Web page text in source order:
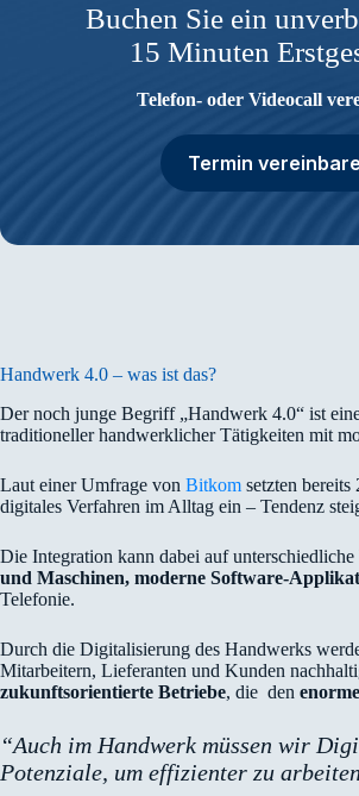
Buchen Sie ein
15 Minuten
Telefon- oder Videocall
Termin
Handwerk 4.0 – was ist das?
Der noch junge Begriff „Handwerk 4.0“ ist
traditioneller handwerklicher Tätigkeiten mit
Laut einer Umfrage von Bitkom setzten
digitales Verfahren im Alltag ein – Tendenz
Die Integration kann dabei auf
und Maschinen, moderne Software-
Telefonie.
Durch die Digitalisierung des Handwerks
Mitarbeitern, Lieferanten und Kunden
zukunftsorientierte Betriebe, die den
“Auch im Handwerk müssen wir
Potenziale, um effizienter zu